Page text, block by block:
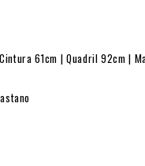
61cm | Quadril 92cm |